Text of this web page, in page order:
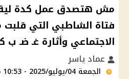
مش هتصدق عمل كدة
فتاة الشاطبي التي قلبت
الاجتماعي وأثارة غـ ضـ ب
عماد ياسر
الجمعة 04/يوليو/2025 - 10:53 م